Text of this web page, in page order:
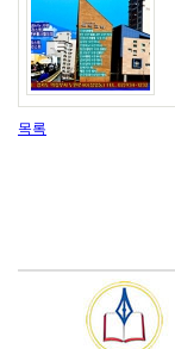
목록